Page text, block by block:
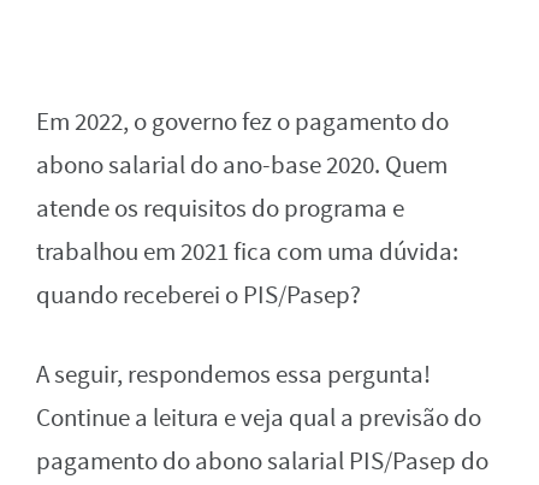
Em 2022, o governo fez o pagamento do
abono salarial do ano-base 2020. Quem
atende os requisitos do programa e
trabalhou em 2021 fica com uma dúvida:
quando receberei o PIS/Pasep?
A seguir, respondemos essa pergunta!
Continue a leitura e veja qual a previsão do
pagamento do abono salarial PIS/Pasep do